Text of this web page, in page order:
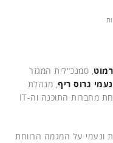
, סמנכ"לית המגזר
נעמי גרוס ריף, מנהלת
, אחת מחברות התוכנה וה-IT
ונעמי על המגמה הרווחת